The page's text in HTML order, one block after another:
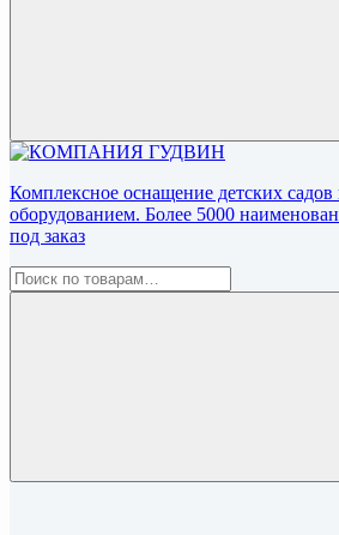
Комплексное оснащение детских
оборудованием. Более 5000
под заказ